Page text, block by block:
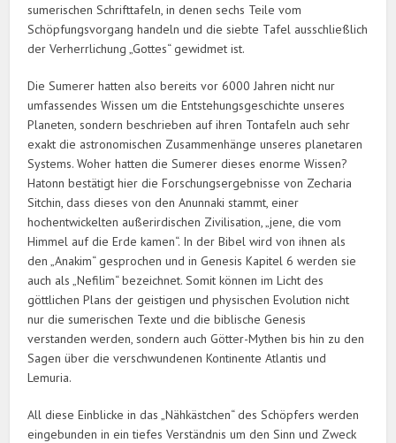
sumerischen Schrifttafeln, in denen sechs Teile vom
Schöpfungsvorgang handeln und die siebte Tafel ausschließlich
der Verherrlichung „Gottes“ gewidmet ist.
Die Sumerer hatten also bereits vor 6000 Jahren nicht nur
umfassendes Wissen um die Entstehungsgeschichte unseres
Planeten, sondern beschrieben auf ihren Tontafeln auch sehr
exakt die astronomischen Zusammenhänge unseres planetaren
Systems. Woher hatten die Sumerer dieses enorme Wissen?
Hatonn bestätigt hier die Forschungsergebnisse von Zecharia
Sitchin, dass dieses von den Anunnaki stammt, einer
hochentwickelten außerirdischen Zivilisation, „jene, die vom
Himmel auf die Erde kamen“. In der Bibel wird von ihnen als
den „Anakim“ gesprochen und in Genesis Kapitel 6 werden sie
auch als „Nefilim“ bezeichnet. Somit können im Licht des
göttlichen Plans der geistigen und physischen Evolution nicht
nur die sumerischen Texte und die biblische Genesis
verstanden werden, sondern auch Götter-Mythen bis hin zu den
Sagen über die verschwundenen Kontinente Atlantis und
Lemuria.
All diese Einblicke in das „Nähkästchen“ des Schöpfers werden
eingebunden in ein tiefes Verständnis um den Sinn und Zweck